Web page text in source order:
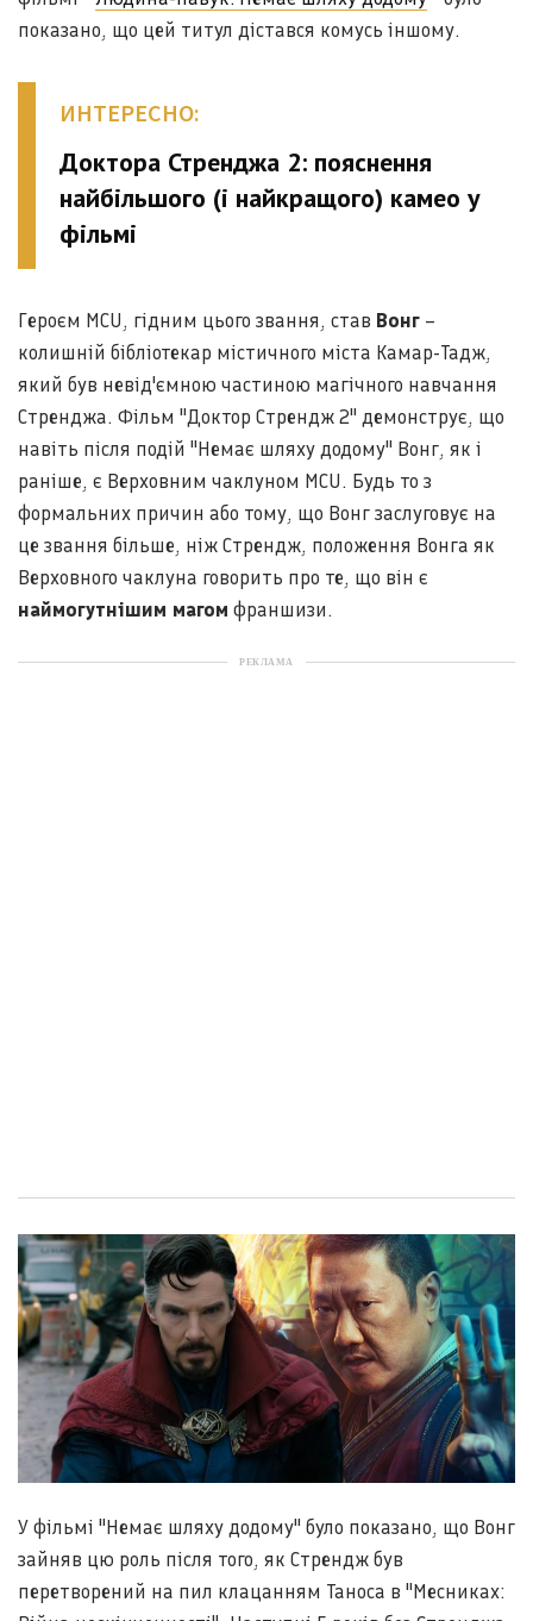
показано, що цей титул дістався комусь іншому.
ИНТЕРЕСНО:
Доктора Стренджа 2: пояснення
найбільшого (і найкращого) камео у
фільмі
Героєм MCU, гідним цього звання, став Вонг –
колишній бібліотекар містичного міста Камар-Тадж,
який був невід'ємною частиною магічного навчання
Стренджа. Фільм "Доктор Стрендж 2" демонструє, що
навіть після подій "Немає шляху додому" Вонг, як і
раніше, є Верховним чаклуном MCU. Будь то з
формальних причин або тому, що Вонг заслуговує на
це звання більше, ніж Стрендж, положення Вонга як
Верховного чаклуна говорить про те, що він є
наймогутнішим магом франшизи.
РЕКЛАМА
У фільмі "Немає шляху додому" було показано, що Вонг
зайняв цю роль після того, як Стрендж був
перетворений на пил клацанням Таноса в "Месниках: